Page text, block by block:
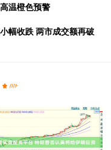
温橙色预警
幅收跌 两市成交额再破